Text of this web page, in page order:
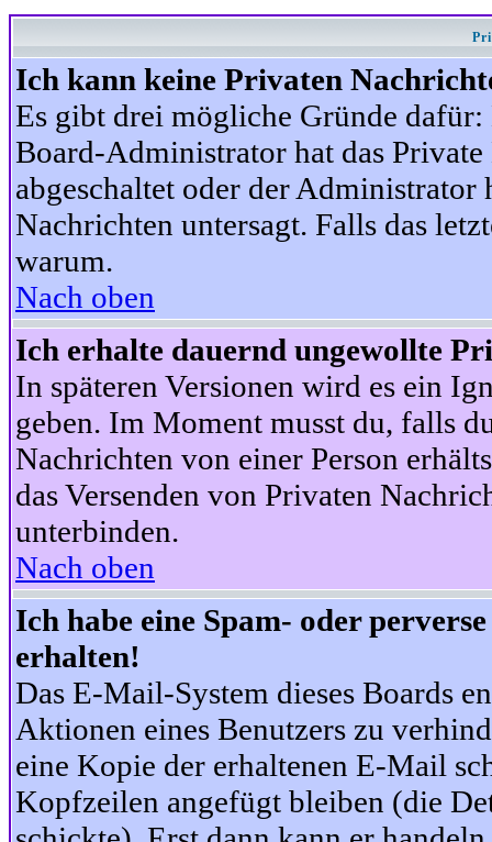
Ich kann keine Privaten
Es gibt drei mögliche Gründe
Board-Administrator hat das
abgeschaltet oder der
Nachrichten untersagt. Falls das
warum.
Nach oben
Ich erhalte dauernd ungewollte
In späteren Versionen wird es ein
geben. Im Moment musst du, falls
Nachrichten von einer Person
das Versenden von Privaten
unterbinden.
Nach oben
Ich habe eine Spam- oder
erhalten!
Das E-Mail-System dieses Boards
Aktionen eines Benutzers zu
eine Kopie der erhaltenen E-Mail
Kopfzeilen angefügt bleiben (die